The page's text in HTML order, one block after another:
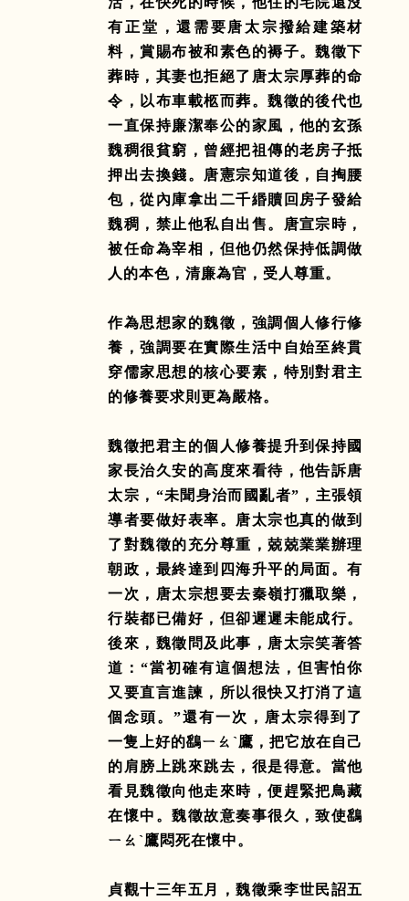
有正堂，還需要唐太宗撥給建築材
料，賞賜布被和素色的褥子。魏徵下
葬時，其妻也拒絕了唐太宗厚葬的命
令，以布車載柩而葬。魏徵的後代也
一直保持廉潔奉公的家風，他的玄孫
魏稠很貧窮，曾經把祖傳的老房子抵
押出去換錢。唐憲宗知道後，自掏腰
包，從內庫拿出二千緡贖回房子發給
魏稠，禁止他私自出售。唐宣宗時，
被任命為宰相，但他仍然保持低調做
人的本色，清廉為官，受人尊重。
作為思想家的魏徵，強調個人修行修
養，強調要在實際生活中自始至終貫
穿儒家思想的核心要素，特別對君主
的修養要求則更為嚴格。
魏徵把君主的個人修養提升到保持國
家長治久安的高度來看待，他告訴唐
太宗，“未聞身治而國亂者”，主張領
導者要做好表率。唐太宗也真的做到
了對魏徵的充分尊重，兢兢業業辦理
朝政，最終達到四海升平的局面。有
一次，唐太宗想要去秦嶺打獵取樂，
行裝都已備好，但卻遲遲未能成行。
後來，魏徵問及此事，唐太宗笑著答
道：“當初確有這個想法，但害怕你
又要直言進諫，所以很快又打消了這
個念頭。”還有一次，唐太宗得到了
一隻上好的鷂ㄧㄠˋ鷹，把它放在自己
的肩膀上跳來跳去，很是得意。當他
看見魏徵向他走來時，便趕緊把鳥藏
在懷中。魏徵故意奏事很久，致使鷂
ㄧㄠˋ鷹悶死在懷中。
貞觀十三年五月，魏徵乘李世民詔五